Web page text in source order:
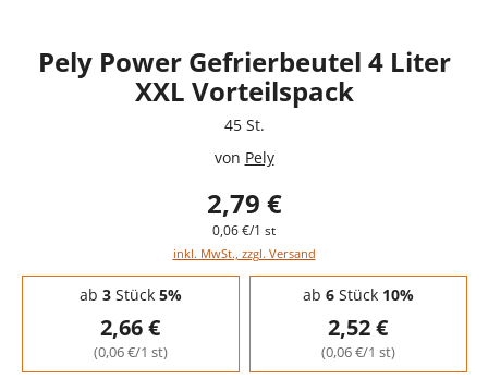
Pely Power Gefrierbeutel 4 Liter
XXL Vorteilspack
45 St.
von Pely
2,79 €
0,06 €/1 st
inkl. MwSt., zzgl. Versand
Staffelpreise - Mengenrabatt
ab 3Stück 5%
2,66 €
(0,06 €/1 st)
ab 6Stück 10%
2,52 €
(0,06 €/1 st)